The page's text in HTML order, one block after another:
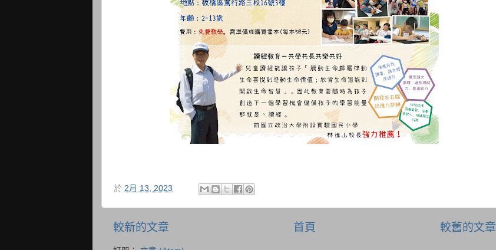
於 2月 13, 2023
較新的文章 較舊的文章
首頁